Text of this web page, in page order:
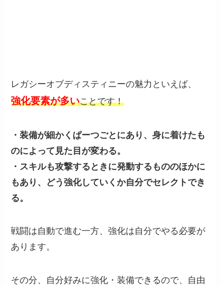
レガシーオブディスティニーの魅力といえば、
強化要素が多いことです！
・装備が細かくぱーつごとにあり、身に着けたも
のによって見た目が変わる。
・スキルも攻撃するときに発動するもののほかに
もあり、どう強化していくか自分でセレクトでき
る。
戦闘は自動で進む一方、強化は自分でやる必要が
あります。
その分、自分好みに強化・装備できるので、自由